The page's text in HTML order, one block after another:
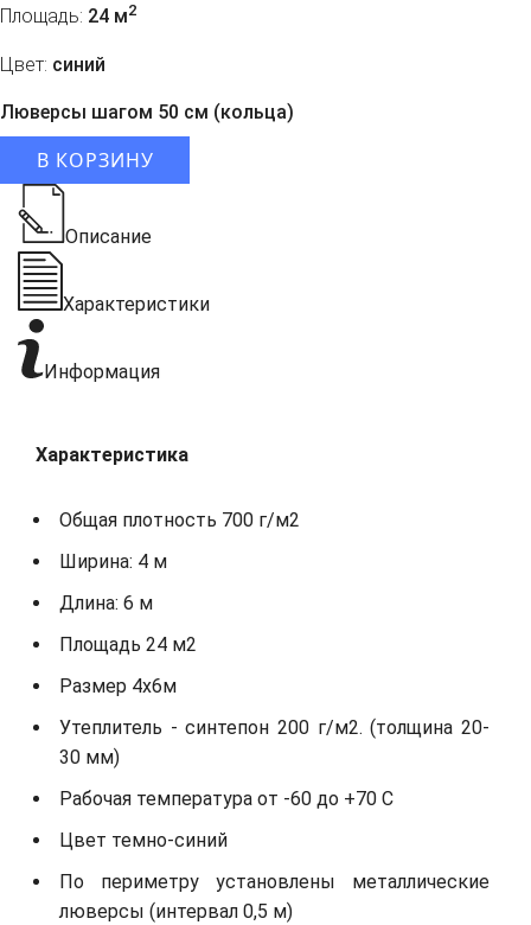
Площадь: 24 м2
Цвет: синий
Люверсы шагом 50 см (кольца)
В КОРЗИНУ
Описание
Характеристики
Информация
Характеристика
Общая плотность 700 г/м2
Ширина: 4 м
Длина: 6 м
Площадь 24 м2
Размер 4х6м
Утеплитель - синтепон 200 г/м2. (толщина 20-
30 мм)
Рабочая температура от -60 до +70 С
Цвет темно-синий
По периметру установлены металлические
люверсы (интервал 0,5 м)